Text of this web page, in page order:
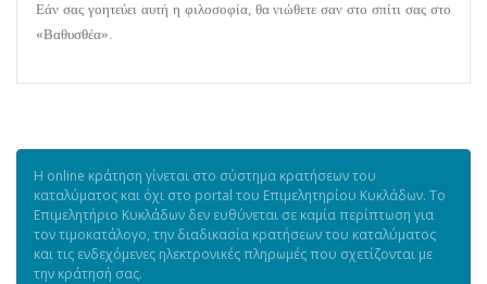
Εάν σας γοητεύει αυτή η φιλοσοφία, θα νιώθετε σαν στο σπίτι σας στο
«Βαθυσθέα».
Η online κράτηση γίνεται στο σύστημα κρατήσεων του
καταλύματος και όχι στο portal του Επιμελητηρίου Κυκλάδων. Το
Επιμελητήριο Κυκλάδων δεν ευθύνεται σε καμία περίπτωση για
τον τιμοκατάλογο, την διαδικασία κρατήσεων του καταλύματος
και τις ενδεχόμενες ηλεκτρονικές πληρωμές που σχετίζονται με
την κράτησή σας.